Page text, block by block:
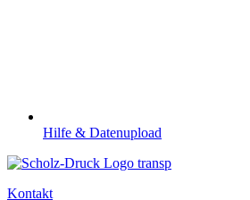
Hilfe & Datenupload
Kontakt